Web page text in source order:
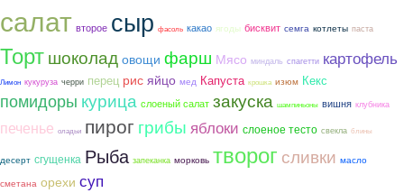
салат второе сыр фасоль какао ягоды бисквит семга котлеты паста
Тортшоколад овощи фарш Мясо миндаль спагетти картофель
Лимон кукуруза черри перец рис яйцо мед Капуста крошка изюм Кекс
помидоры курица слоеный салат закуска шампиньоны вишня клубника
печенье оладьи пирог грибы яблоки слоеное тесто свекла блины
десерт сгущенка Рыба запеканка морковь творог сливки масло
сметана орехи суп